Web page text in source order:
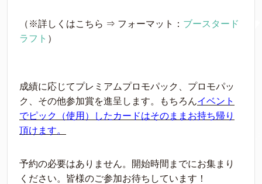
（※詳しくはこちら ⇒ フォーマット： ブースタード
ラフト ）
成績に応じてプレミアムプロモパック、プロモパッ
ク、その他参加賞を進呈します。もちろんイベント
でピック（使用）したカードはそのままお持ち帰り
頂けます。
予約の必要はありません。開始時間までにお集まり
ください。皆様のご参加お待ちしています！